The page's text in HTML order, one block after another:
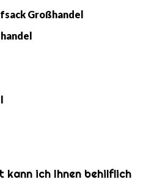
Großhandel
kann ich Ihnen behilflich